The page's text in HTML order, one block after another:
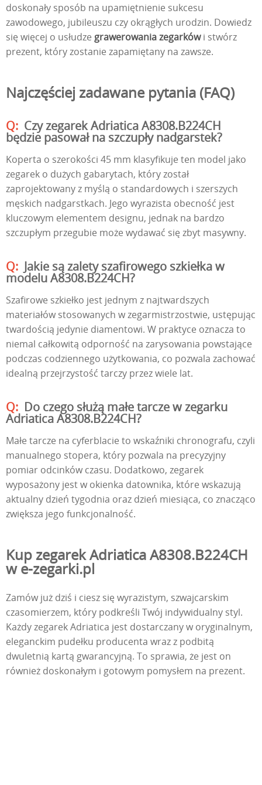
doskonały sposób na upamiętnienie sukcesu
zawodowego, jubileuszu czy okrągłych urodzin. Dowiedz
się więcej o usłudze grawerowania zegarkówi stwórz
prezent, który zostanie zapamiętany na zawsze.
Najczęściej zadawane pytania (FAQ)
Czy zegarek Adriatica A8308.B224CH
będzie pasował na szczupły nadgarstek?
Koperta o szerokości 45 mm klasyfikuje ten model jako
zegarek o dużych gabarytach, który został
zaprojektowany z myślą o standardowych i szerszych
męskich nadgarstkach. Jego wyrazista obecność jest
kluczowym elementem designu, jednak na bardzo
szczupłym przegubie może wydawać się zbyt masywny.
Jakie są zalety szafirowego szkiełka w
modelu A8308.B224CH?
Szafirowe szkiełko jest jednym z najtwardszych
materiałów stosowanych w zegarmistrzostwie, ustępując
twardością jedynie diamentowi. W praktyce oznacza to
niemal całkowitą odporność na zarysowania powstające
podczas codziennego użytkowania, co pozwala zachować
idealną przejrzystość tarczy przez wiele lat.
Do czego służą małe tarcze w zegarku
Adriatica A8308.B224CH?
Małe tarcze na cyferblacie to wskaźniki chronografu, czyli
manualnego stopera, który pozwala na precyzyjny
pomiar odcinków czasu. Dodatkowo, zegarek
wyposażony jest w okienka datownika, które wskazują
aktualny dzień tygodnia oraz dzień miesiąca, co znacząco
zwiększa jego funkcjonalność.
Kup zegarek Adriatica A8308.B224CH
w e-zegarki.pl
Zamów już dziś i ciesz się wyrazistym, szwajcarskim
czasomierzem, który podkreśli Twój indywidualny styl.
Każdy zegarek Adriatica jest dostarczany w oryginalnym,
eleganckim pudełku producenta wraz z podbitą
dwuletnią kartą gwarancyjną. To sprawia, że jest on
również doskonałym i gotowym pomysłem na prezent.